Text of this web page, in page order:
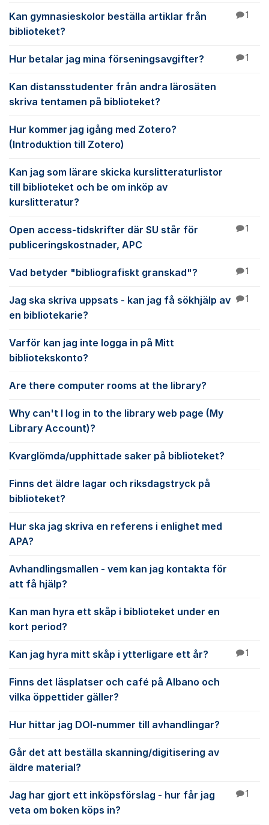
Kan gymnasieskolor beställa artiklar från
biblioteket?
1
Hur betalar jag mina förseningsavgifter? 1
Kan distansstudenter från andra lärosäten
skriva tentamen på biblioteket?
Hur kommer jag igång med Zotero?
(Introduktion till Zotero)
Kan jag som lärare skicka kurslitteraturlistor
till biblioteket och be om inköp av
kurslitteratur?
Open access-tidskrifter där SU står för
publiceringskostnader, APC
1
Vad betyder "bibliografiskt granskad"? 1
Jag ska skriva uppsats - kan jag få sökhjälp av
en bibliotekarie?
1
Varför kan jag inte logga in på Mitt
bibliotekskonto?
Are there computer rooms at the library?
Why can't I log in to the library web page (My
Library Account)?
Kvarglömda/upphittade saker på biblioteket?
Finns det äldre lagar och riksdagstryck på
biblioteket?
Hur ska jag skriva en referens i enlighet med
APA?
Avhandlingsmallen - vem kan jag kontakta för
att få hjälp?
Kan man hyra ett skåp i biblioteket under en
kort period?
Kan jag hyra mitt skåp i ytterligare ett år? 1
Finns det läsplatser och café på Albano och
vilka öppettider gäller?
Hur hittar jag DOI-nummer till avhandlingar?
Går det att beställa skanning/digitisering av
äldre material?
Jag har gjort ett inköpsförslag - hur får jag
veta om boken köps in?
1